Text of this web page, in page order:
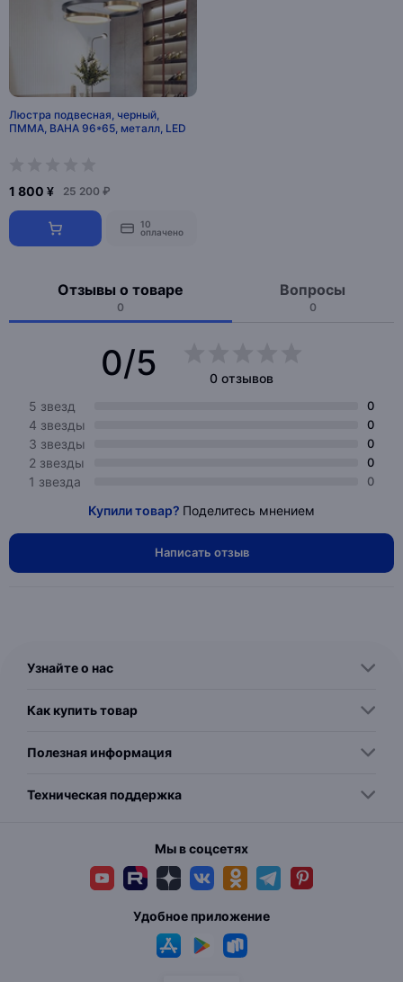
Люстра подвесная, черный,
ПММА, BAHA 96*65, металл, LED
1 800 ¥ 25 200 ₽
10
оплачено
Отзывы о товаре
0
Вопросы
0
0/5
0 отзывов
5 звезд
0
4 звезды 0
3 звезды 0
2 звезды 0
1 звезда 0
Купили товар? Поделитесь мнением
Написать отзыв
Узнайте о нас
Как купить товар
Полезная информация
Техническая поддержка
Мы в соцсетях
Удобное приложение